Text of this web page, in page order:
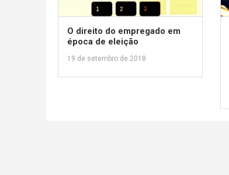
O direito do empregado em
época de eleição
19 de setembro de 2018